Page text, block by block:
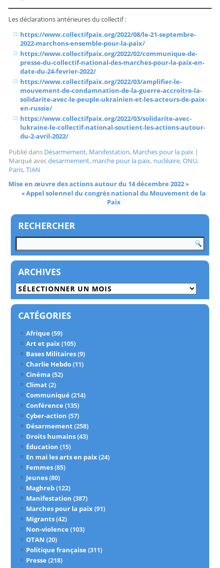
Les déclarations antérieures du collectif :
https://www.collectifpaix.org/2022/08/le-21-septembre-
2022-marchons-ensemble-pour-la-paix/
https://www.collectifpaix.org/2022/02/communique-de-
presse-du-collectif-national-des-marches-pour-la-paix-en-
date-du-24-fevrier-2022/
https://www.collectifpaix.org/2022/03/amplifier-le-
mouvement-de-condamnation-de-la-guerre-accroitre-la-
solidarite-avec-le-peuple-ukrainien-et-les-acteurs-de-paix-
en-russie/
https://www.collectifpaix.org/2022/03/solidarite-avec-
lukraine-le-collectif-national-soutient-les-actions-autour-
du-2-avril-2022/
Publié dans Désarmement, Manifestation, Marches pour la paix |
Marqué avecdesarmement, marche pour la paix, nucléaire,ONU,
Paris,TIAN
Mise en œuvre des actions autour du 14 décembre 2022»
«Appel solennel du congrès national du Mouvement de la
Paix
RECHERCHER
ARCHIVES
Archives
CATÉGORIES
Afrique (59)
Art et paix(105)
Bases Militaires(9)
Charlie Hebdo(11)
Cinéma (52)
Climat(2)
Communiqué (214)
Conférence (135)
Cyber-action (57)
Désarmement(258)
Droits humains(43)
Éducation (15)
En mai les arts en paix(24)
Femmes(85)
Jeunes(80)
Maghreb(122)
Manifestation (387)
Marches pour la paix(91)
Migrants(42)
Non-violence (103)
OTAN (20)
Politique française (311)
Presse (218)